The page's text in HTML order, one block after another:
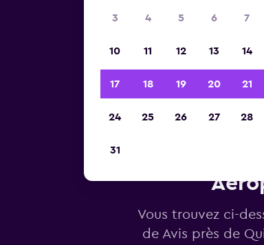
Vous trouvez ci-
de Avis près de
3 4 5 6 7
10 11 12 13 14
17 18 19 20 21
24 25 26 27 28
31